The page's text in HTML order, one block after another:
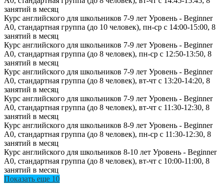
занятий в месяц
Курс английского для школьников 7-9 лет Уровень - Beginner
A0, стандартная группа (до 10 человек), пн-ср с 14:00-15:00, 8
занятий в месяц
Курс английского для школьников 7-9 лет Уровень - Beginner
A0, стандартная группа (до 8 человек), пн-ср с 12:50-13:50, 8
занятий в месяц
Курс английского для школьников 7-9 лет Уровень - Beginner
A0, стандартная группа (до 8 человек), вт-чт с 13:20-14:20, 8
занятий в месяц
Курс английского для школьников 7-9 лет Уровень - Beginner
A0, стандартная группа (до 8 человек), вт-чт с 11:30-12:30, 8
занятий в месяц
Курс английского для школьников 8-9 лет Уровень - Beginner
A0, стандартная группа (до 8 человек), пн-ср с 11:30-12:30, 8
занятий в месяц
Курс английского для школьников 8-10 лет Уровень - Beginner
A0, стандартная группа (до 8 человек), вт-чт с 10:00-11:00, 8
занятий в месяц
Показать еще 10